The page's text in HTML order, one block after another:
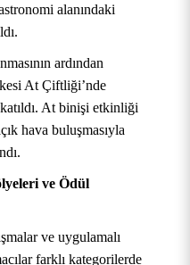
alanındaki
ardından
At Çiftliği’nde
At binişi etkinliği
hava buluşmasıyla
ve Ödül
ve uygulamalı
farklı kategorilerde